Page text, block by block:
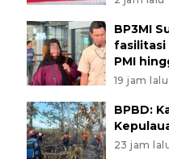
BP3MI
fasilitasi
PMI
19 jam lalu
BPBD:
23 jam